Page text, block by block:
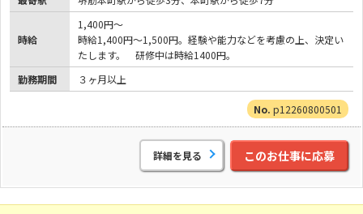
時給
1,400円～
時給1,400円～1,500円。経験や能力などを考慮の上、決定い
たします。 研修中は時給1400円。
勤務期間
３ヶ月以上
p12260800501
詳細を見る このお仕事に応募